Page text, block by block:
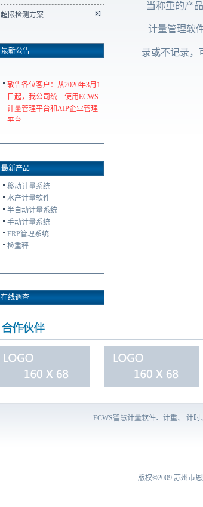
超限检测方案
最新公告
敬告各位客户：从2020年3月1
日起，我公司统一使用ECWS
计量管理平台和AIP企业管理
平台
最新产品
移动计量系统
水产计量软件
半自动计量系统
手动计量系统
ERP管理系统
检重秤
在线调查
当称重的产
计量管理软
录或不记录，
ECWS智慧计量软件、计重、 计
版权©2009 苏州市